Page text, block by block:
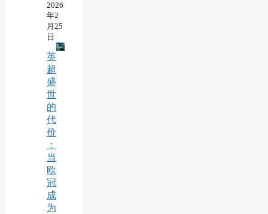
2026
年2
月25
日
英
超
盛
世
的
代
价
：
当
欧
冠
成
为